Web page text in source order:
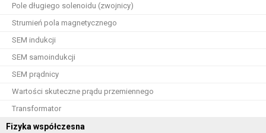
Pole długiego solenoidu (zwojnicy)
Strumień pola magnetycznego
SEM indukcji
SEM samoindukcji
SEM prądnicy
Wartości skuteczne prądu przemiennego
Transformator
Fizyka współczesna